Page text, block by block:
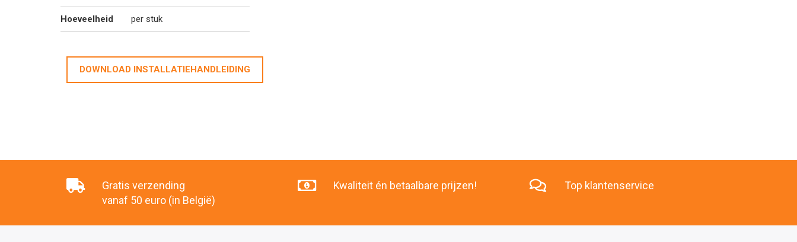
Hoeveelheid per stuk
DOWNLOAD INSTALLATIEHANDLEIDING
Gratis verzending
vanaf 50 euro (in België)
Kwaliteit én betaalbare prijzen! Top klantenservice